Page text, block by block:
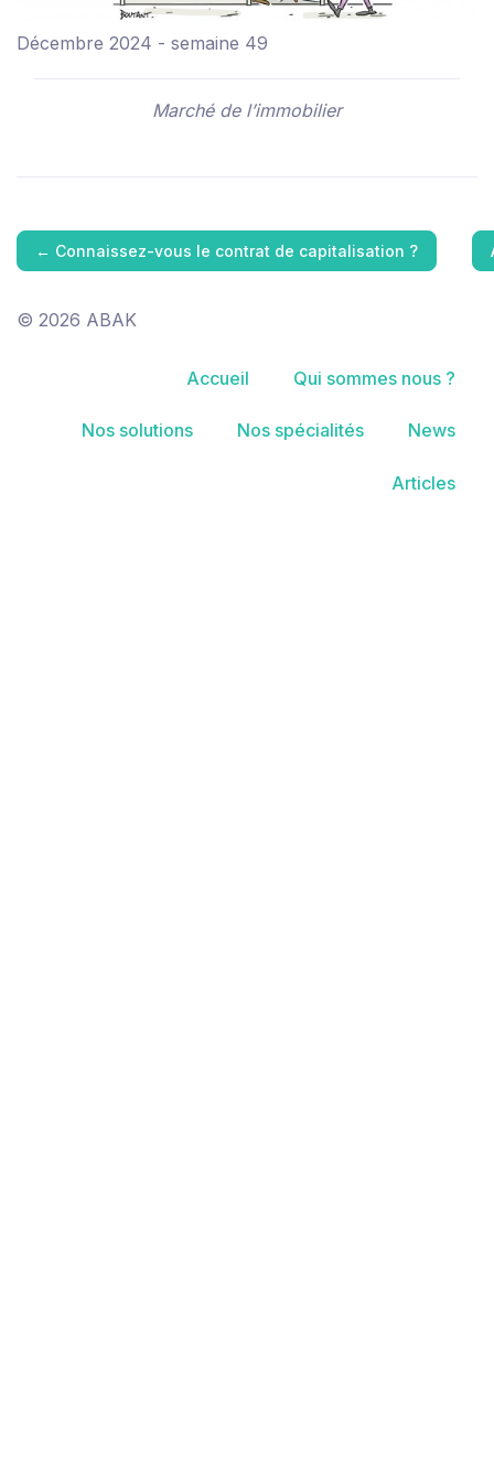
Décembre 2024 - semaine 49
Marché de l’immobilier
← Connaissez-vous le contrat de capitalisation ?
© 2026 ABAK
Accueil Qui sommes nous ?
Nos solutions Nos spécialités News
Articles